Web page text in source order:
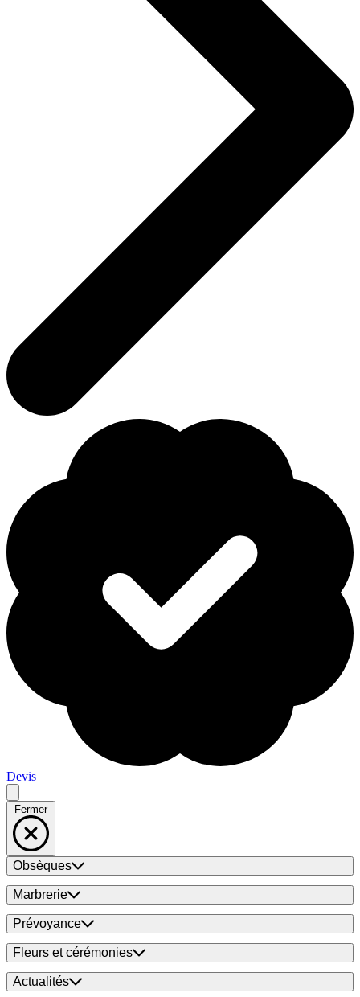
Devis
Fermer
Obsèques
Marbrerie
Prévoyance
Fleurs et cérémonies
Actualités